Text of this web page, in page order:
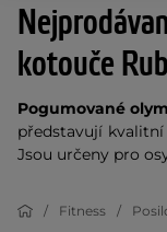
kotouče
Pogumované
představují kvalitní
Jsou určeny pro
Fitness